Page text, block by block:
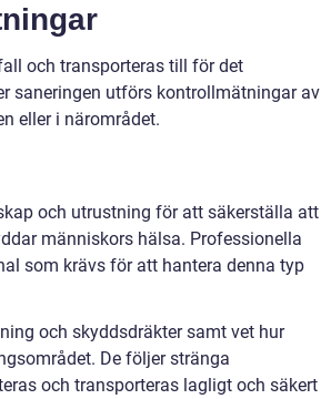
och transporteras till för det
saneringen utförs kontrollmätningar av
eller i närområdet.
och utrustning för att säkerställa att
människors hälsa. Professionella
som krävs för att hantera denna typ
och skyddsdräkter samt vet hur
De följer stränga
och transporteras lagligt och säkert